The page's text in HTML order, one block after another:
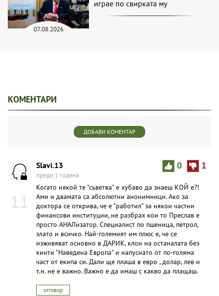
07.08.2026
играе по свирката му
КОМЕНТАРИ
ДОБАВИ КОМЕНТАР
11
0 1
Slavi.13
преди 1 година
Когато някой те "съветва" е хубаво да знаеш КОЙ е?!
Ами и двамата са абсолютни анонимници. Ако за
доктора се открива, че е "работил" за някои частни
финансови институции, не разбрах кои то Преслав е
просто АНАЛизатор. Специалист по пшеница, петрол,
злато и всичко. Най-големият им плюс е, че се
изживяват основно в ДАРИК, клон на останалата без
кинти "Наведена Европа" и напуснато от по-голяма
част от екипа си. Дали ще плаша в евро , долар, лев и
т.н. не е важно. Важно е да имаш с какво да плащаш.
отговор